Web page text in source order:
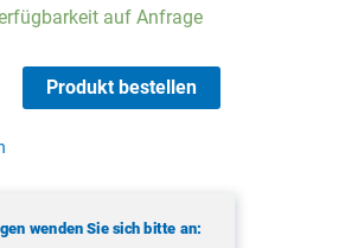
auf Anfrage
Produkt bestellen
wenden Sie sich bitte an: